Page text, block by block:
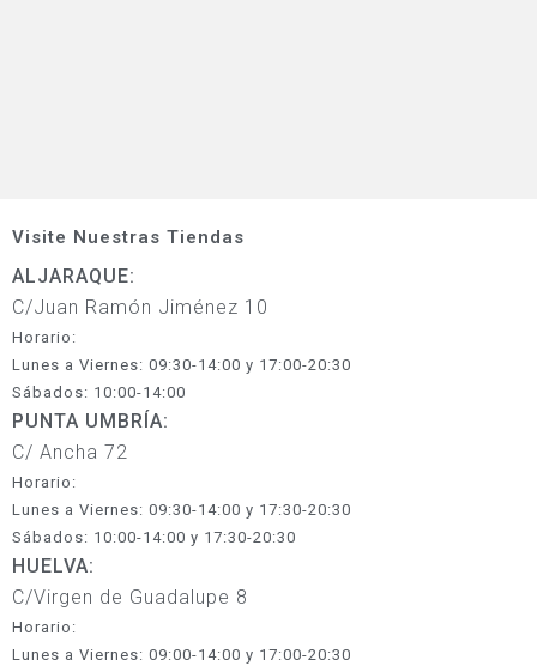
Visite Nuestras Tiendas
ALJARAQUE:
C/Juan Ramón Jiménez 10
Horario:
Lunes a Viernes: 09:30-14:00 y 17:00-20:30
Sábados: 10:00-14:00
PUNTA UMBRÍA:
C/ Ancha 72
Horario:
Lunes a Viernes: 09:30-14:00 y 17:30-20:30
Sábados: 10:00-14:00 y 17:30-20:30
HUELVA:
C/Virgen de Guadalupe 8
Horario:
Lunes a Viernes: 09:00-14:00 y 17:00-20:30